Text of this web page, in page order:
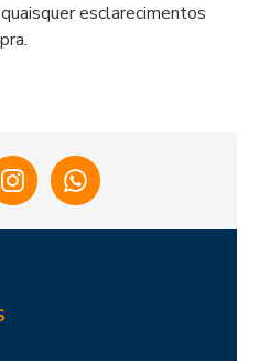
esclarecimentos